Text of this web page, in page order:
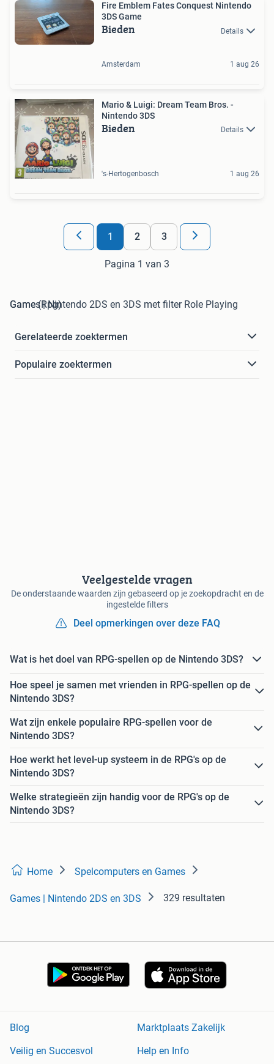
Fire Emblem Fates Conquest Nintendo
3DS Game
Bieden Details
Amsterdam 1 aug 26
Mario & Luigi: Dream Team Bros. -
Nintendo 3DS
Bieden Details
's-Hertogenbosch 1 aug 26
1 2 3
Pagina 1 van 3
Games | Nintendo 2DS en 3DS met filter Role Playing Game (Rpg)
Gerelateerde zoektermen
Populaire zoektermen
Veelgestelde vragen
De onderstaande waarden zijn gebaseerd op je zoekopdracht en de
ingestelde filters
Deel opmerkingen over deze FAQ
Wat is het doel van RPG-spellen op de Nintendo 3DS?
Hoe speel je samen met vrienden in RPG-spellen op de
Nintendo 3DS?
Wat zijn enkele populaire RPG-spellen voor de
Nintendo 3DS?
Hoe werkt het level-up systeem in de RPG's op de
Nintendo 3DS?
Welke strategieën zijn handig voor de RPG's op de
Nintendo 3DS?
Home Spelcomputers en Games
Games | Nintendo 2DS en 3DS 329 resultaten
Blog
Marktplaats Zakelijk
Veilig en Succesvol
Help en Info